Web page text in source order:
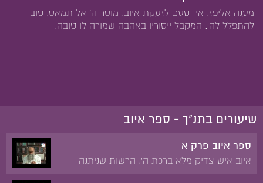
מענה אליפז. אין טעם לזעקת איוב. מוסר ה' אל תמאס. טוב
להתפלל לה'. המקבל ייסוריו באהבה שמורה לו טובה.
שיעורים בתנ"ך - ספר איוב
ספר איוב פרק א
איוב איש צדיק מלא ברכת ה'. הרשות שניתנה